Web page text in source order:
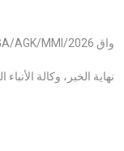
واق GGA/AGK/MMI/2026
نهاية الخبر، وكالة الأنباء